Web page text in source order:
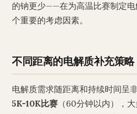
的钠更少——在为高温比赛制定
个重要的考虑因素。
不同距离的电解质补充策略
电解质需求随距离和持续时间呈
5K-10K比赛 （60分钟以内），